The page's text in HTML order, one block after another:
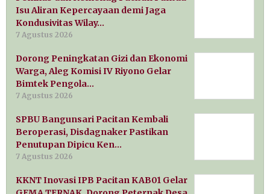
Isu Aliran Kepercayaan demi Jaga
Kondusivitas Wilay…
7 Agustus 2026
Dorong Peningkatan Gizi dan Ekonomi
Warga, Aleg Komisi IV Riyono Gelar
Bimtek Pengola…
7 Agustus 2026
SPBU Bangunsari Pacitan Kembali
Beroperasi, Disdagnaker Pastikan
Penutupan Dipicu Ken…
7 Agustus 2026
KKNT Inovasi IPB Pacitan KAB01 Gelar